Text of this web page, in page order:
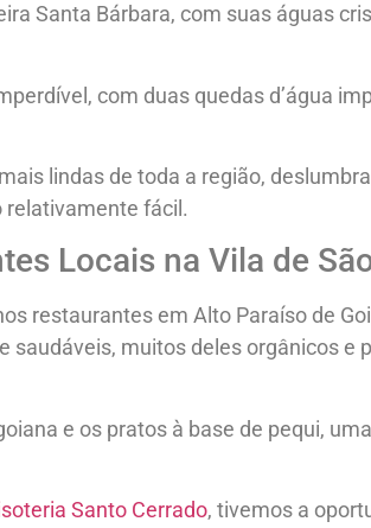
Santa Bárbara, com suas águas
com duas quedas d’água
lindas de toda a região,
relativamente fácil.
Locais na Vila de
restaurantes em Alto Paraíso de
saudáveis, muitos deles orgânicos e
e os pratos à base de pequi,
Santo Cerrado, tivemos a